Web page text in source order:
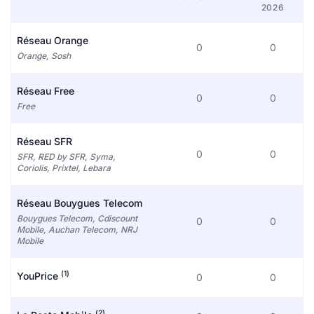
2026
Réseau Orange
Orange, Sosh
0 0
Réseau Free
Free
0 0
Réseau SFR
SFR, RED by SFR, Syma,
Coriolis, Prixtel, Lebara
0 0
Réseau Bouygues Telecom
Bouygues Telecom, Cdiscount
Mobile, Auchan Telecom, NRJ
Mobile
0 0
YouPrice (1) 0 0